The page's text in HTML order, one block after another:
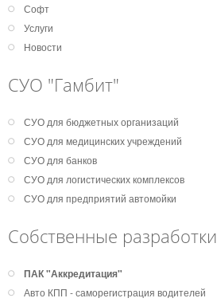
Софт
Услуги
Новости
СУО "Гамбит"
СУО для бюджетных организаций
СУО для медицинских учреждений
СУО для банков
СУО для логистических комплексов
СУО для предприятий автомойки
Собственные разработки
ПАК "Аккредитация"
Авто КПП - саморегистрация водителей